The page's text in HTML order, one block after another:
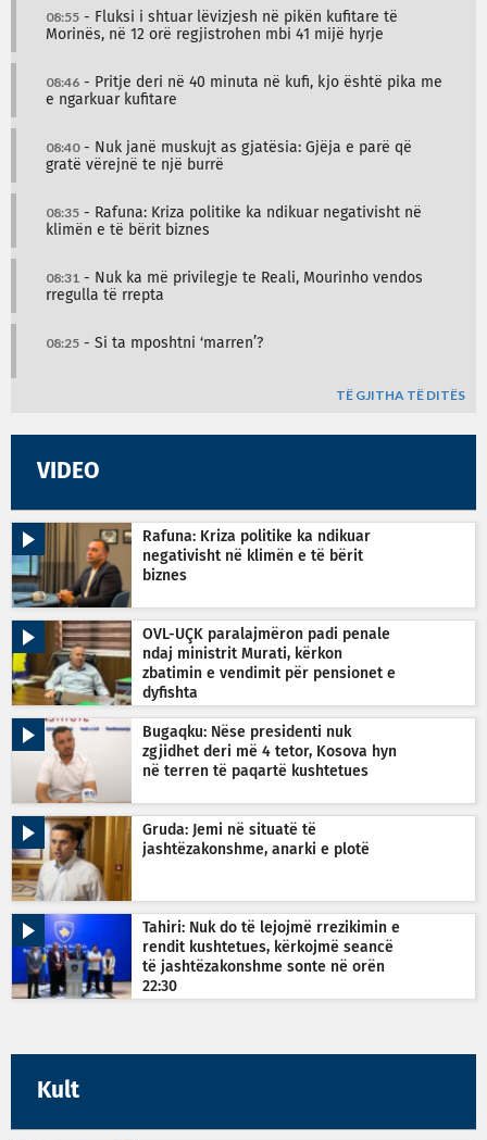
08:55 - Fluksi i shtuar lëvizjesh në pikën kufitare të
Morinës, në 12 orë regjistrohen mbi 41 mijë hyrje
08:46 - Pritje deri në 40 minuta në kufi, kjo është pika me
e ngarkuar kufitare
08:40- Nuk janë muskujt as gjatësia: Gjëja e parë që
gratë vërejnë te një burrë
08:35 - Rafuna: Kriza politike ka ndikuar negativisht në
klimën e të bërit biznes
08:31 - Nuk ka më privilegje te Reali, Mourinho vendos
rregulla të rrepta
08:25 - Si ta mposhtni ‘marren’?
TË GJITHA TË DITËS
VIDEO
Rafuna: Kriza politike ka ndikuar
negativisht në klimën e të bërit
biznes
OVL-UÇK paralajmëron padi penale
ndaj ministrit Murati, kërkon
zbatimin e vendimit për pensionet e
dyfishta
Bugaqku: Nëse presidenti nuk
zgjidhet deri më 4 tetor, Kosova hyn
në terren të paqartë kushtetues
Gruda: Jemi në situatë të
jashtëzakonshme, anarki e plotë
Tahiri: Nuk do të lejojmë rrezikimin e
rendit kushtetues, kërkojmë seancë
të jashtëzakonshme sonte në orën
22:30
Kult